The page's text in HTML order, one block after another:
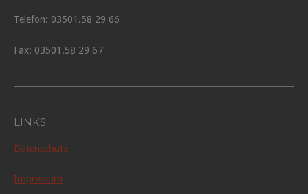
Telefon: 03501.58 29 66
Fax: 03501.58 29 67
LINKS
Datenschutz
Impressum